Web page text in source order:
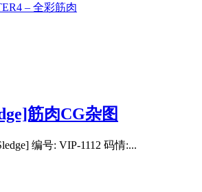
– 全彩筋肉
筋肉CG杂图
编号: VIP-1112 码情:...